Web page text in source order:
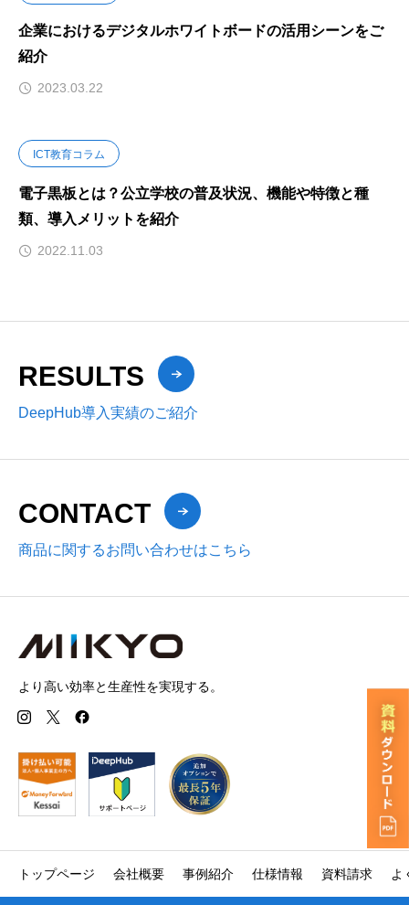
企業におけるデジタルホワイトボードの活用シーンをご
紹介
2023.03.22
ICT教育コラム
電子黒板とは？公立学校の普及状況、機能や特徴と種
類、導入メリットを紹介
2022.11.03
RESULTS
DeepHub導入実績のご紹介
CONTACT
商品に関するお問い合わせはこちら
より高い効率と生産性を実現する。
トップページ 会社概要 事例紹介 仕様情報 資料請求 よ